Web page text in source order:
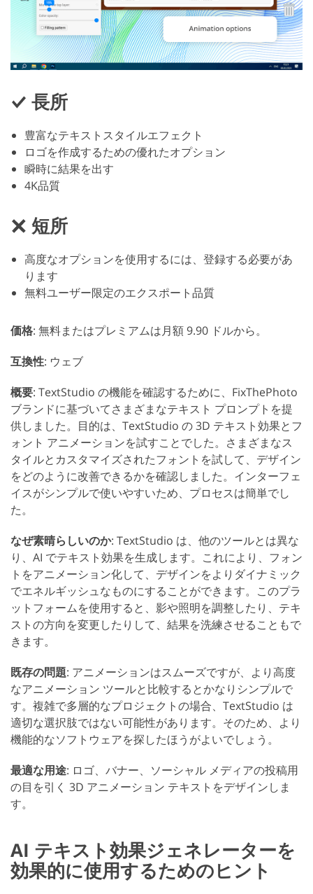
長所
豊富なテキストスタイルエフェクト
ロゴを作成するための優れたオプション
瞬時に結果を出す
4K品質
短所
高度なオプションを使用するには、登録する必要があ
ります
無料ユーザー限定のエクスポート品質
価格: 無料またはプレミアムは月額 9.90 ドルから。
互換性: ウェブ
概要: TextStudio の機能を確認するために、FixThePhoto
ブランドに基づいてさまざまなテキスト プロンプトを提
供しました。目的は、TextStudio の 3D テキスト効果とフ
ォント アニメーションを試すことでした。さまざまなス
タイルとカスタマイズされたフォントを試して、デザイン
をどのように改善できるかを確認しました。インターフェ
イスがシンプルで使いやすいため、プロセスは簡単でし
た。
なぜ素晴らしいのか: TextStudio は、他のツールとは異な
り、AI でテキスト効果を生成します。これにより、フォン
トをアニメーション化して、デザインをよりダイナミック
でエネルギッシュなものにすることができます。このプラ
ットフォームを使用すると、影や照明を調整したり、テキ
ストの方向を変更したりして、結果を洗練させることもで
きます。
既存の問題: アニメーションはスムーズですが、より高度
なアニメーション ツールと比較するとかなりシンプルで
す。複雑で多層的なプロジェクトの場合、TextStudio は
適切な選択肢ではない可能性があります。そのため、より
機能的なソフトウェアを探したほうがよいでしょう。
最適な用途: ロゴ、バナー、ソーシャル メディアの投稿用
の目を引く 3D アニメーション テキストをデザインしま
す。
AI テキスト効果ジェネレーターを
効果的に使用するためのヒント